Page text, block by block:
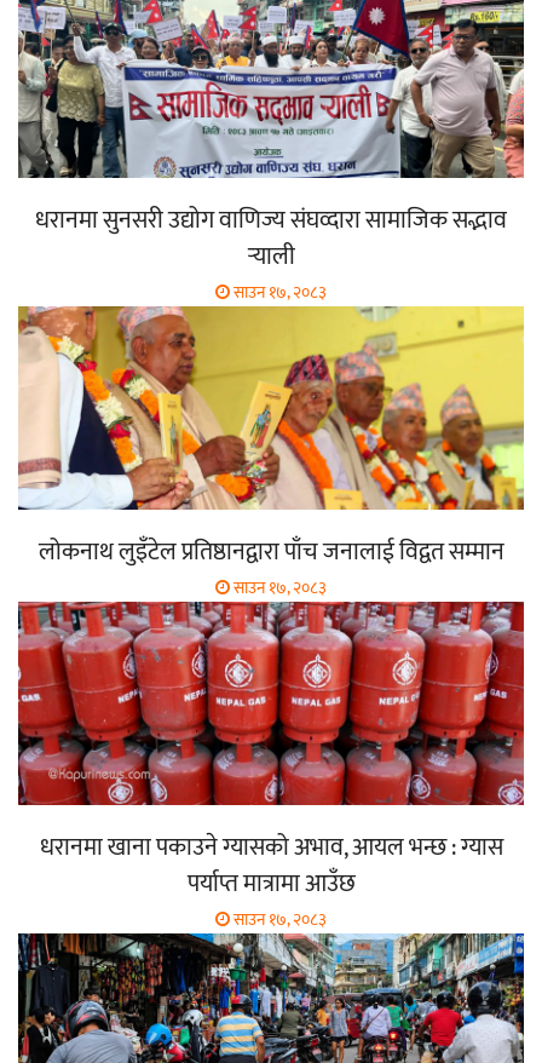
धरानमा सुनसरी उद्योग वाणिज्य संघव्दारा सामाजिक सद्भाव
र्‍याली
साउन १७, २०८३
लोकनाथ लुइँटेल प्रतिष्ठानद्वारा पाँच जनालाई विद्वत सम्मान
साउन १७, २०८३
धरानमा खाना पकाउने ग्यासको अभाव, आयल भन्छ : ग्यास
पर्याप्त मात्रामा आउँछ
साउन १७, २०८३